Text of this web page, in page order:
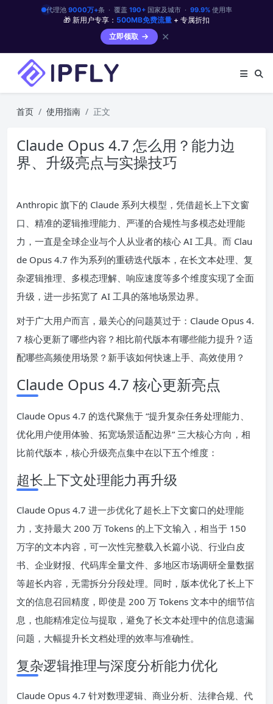
代理池 9000万+条 · 覆盖 190+国家及城市 · 99.9%使用率
🎁 新用户专享： 500MB免费流量 + 专属折扣
立即领取
✕
首页 使用指南 正文
Claude Opus 4.7 怎么用？能力边
界、升级亮点与实操技巧
Anthropic 旗下的 Claude 系列大模型，凭借超长上下文窗
口、精准的逻辑推理能力、严谨的合规性与多模态处理能
力，一直是全球企业与个人从业者的核心 AI 工具。而 Clau
de Opus 4.7 作为系列的重磅迭代版本，在长文本处理、复
杂逻辑推理、多模态理解、响应速度等多个维度实现了全面
升级，进一步拓宽了 AI 工具的落地场景边界。
对于广大用户而言，最关心的问题莫过于：Claude Opus 4.
7 核心更新了哪些内容？相比前代版本有哪些能力提升？适
配哪些高频使用场景？新手该如何快速上手、高效使用？
Claude Opus 4.7 核心更新亮点
Claude Opus 4.7 的迭代聚焦于 “提升复杂任务处理能力、
优化用户使用体验、拓宽场景适配边界” 三大核心方向，相
比前代版本，核心升级亮点集中在以下五个维度：
超长上下文处理能力再升级
Claude Opus 4.7 进一步优化了超长上下文窗口的处理能
力，支持最大 200 万 Tokens 的上下文输入，相当于 150
万字的文本内容，可一次性完整载入长篇小说、行业白皮
书、企业财报、代码库全量文件、多地区市场调研全量数据
等超长内容，无需拆分分段处理。同时，版本优化了长上下
文的信息召回精度，即使是 200 万 Tokens 文本中的细节信
息，也能精准定位与提取，避免了长文本处理中的信息遗漏
问题，大幅提升长文档处理的效率与准确性。
复杂逻辑推理与深度分析能力优化
Claude Opus 4.7 针对数理逻辑、商业分析、法律合规、代